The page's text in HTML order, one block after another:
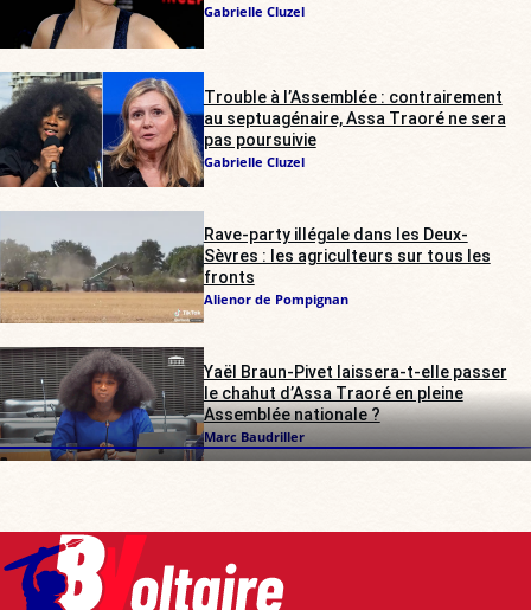
Gabrielle Cluzel
Trouble à l’Assemblée : contrairement
au septuagénaire, Assa Traoré ne sera
pas poursuivie
Gabrielle Cluzel
Rave-party illégale dans les Deux-
Sèvres : les agriculteurs sur tous les
fronts
Alienor de Pompignan
Yaël Braun-Pivet laissera-t-elle passer
le chahut d’Assa Traoré en pleine
Assemblée nationale ?
Marc Baudriller